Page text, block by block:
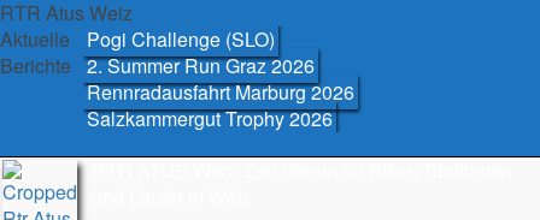
Skip
to
content
RTR Atus Weiz
Aktuelle
Berichte
Pogi Challenge (SLO)
2. Summer Run Graz 2026
Rennradausfahrt Marburg 2026
Salzkammergut Trophy 2026